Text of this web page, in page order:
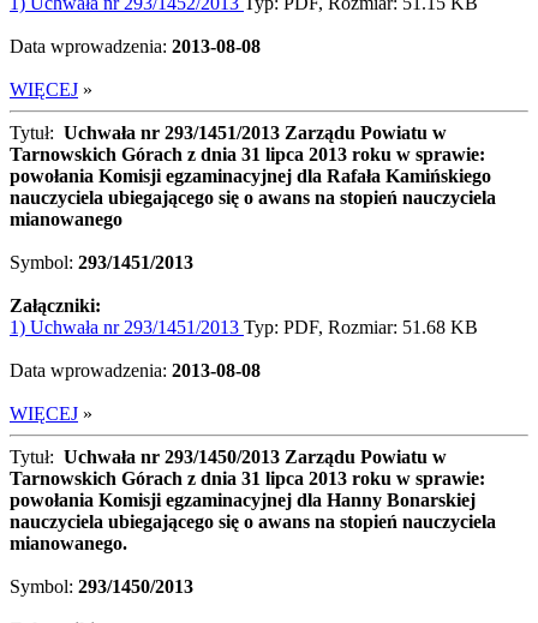
Data wprowadzenia: 2013-08-08
WIĘCEJ »
Tytuł: Uchwała nr 293/1451/2013 Zarządu Powiatu w
Tarnowskich Górach z dnia 31 lipca 2013 roku w sprawie:
powołania Komisji egzaminacyjnej dla Rafała Kamińskiego
nauczyciela ubiegającego się o awans na stopień nauczyciela
mianowanego
Symbol: 293/1451/2013
Załączniki:
1) Uchwała nr 293/1451/2013 Typ: PDF, Rozmiar: 51.68 KB
Data wprowadzenia: 2013-08-08
WIĘCEJ »
Tytuł: Uchwała nr 293/1450/2013 Zarządu Powiatu w
Tarnowskich Górach z dnia 31 lipca 2013 roku w sprawie:
powołania Komisji egzaminacyjnej dla Hanny Bonarskiej
nauczyciela ubiegającego się o awans na stopień nauczyciela
mianowanego.
Symbol: 293/1450/2013